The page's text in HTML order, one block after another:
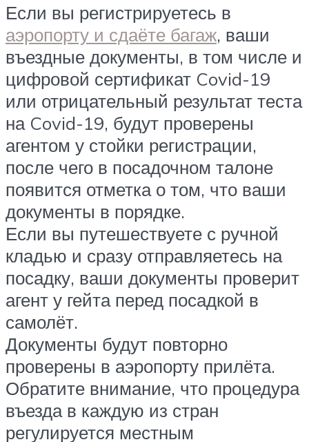
Если вы регистрируетесь в
аэропорту и сдаёте багаж, ваши
въездные документы, в том числе и
цифровой сертификат Covid-19
или отрицательный результат теста
на Covid-19, будут проверены
агентом у стойки регистрации,
после чего в посадочном талоне
появится отметка о том, что ваши
документы в порядке.
Если вы путешествуете с ручной
кладью и сразу отправляетесь на
посадку, ваши документы проверит
агент у гейта перед посадкой в
самолёт.
Документы будут повторно
проверены в аэропорту прилёта.
Обратите внимание, что процедура
въезда в каждую из стран
регулируется местным